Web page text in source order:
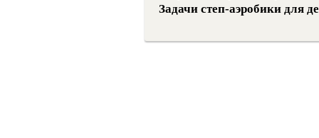
Задачи степ-аэробики для